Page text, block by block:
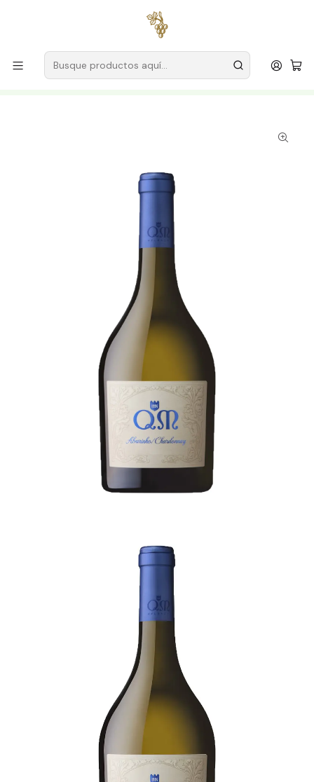
para pedidos superiores a
Productores
Vino Verde (Monção & Melgaço)
Granjas Melgaço
Quintas de Melgaço Alvarinho & Chardonnay 2021 Blanco
Vinho Verde 75cl